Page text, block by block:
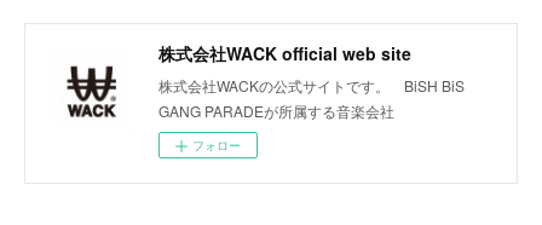
株式会社WACK official web site
株式会社WACKの公式サイトです。 BiSH BiS
GANG PARADEが所属する音楽会社
フォロー